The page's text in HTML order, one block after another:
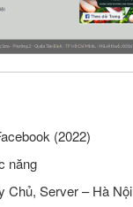
(2022)
năng
Tuyển Nhân Viên Seo Website Lĩnh Vực Máy Chủ, Server – Hà Nội